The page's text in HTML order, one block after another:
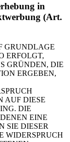
in
(Art.
GRUNDLAGE
ERFOLGT,
GRÜNDEN, DIE
ERGEBEN,
AUF DIESE
DIE
EINE
SIE DIESER
WIDERSPRUCH